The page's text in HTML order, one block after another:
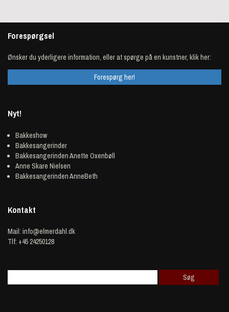
Forespørgsel
Ønsker du yderligere information, eller at spørge på en kunstner, klik her:
Forespørg her!
Nyt!
Bakkeshow
Bakkesangerinder
Bakkesangerinden Anette Oxenbøll
Anne Skare Nielsen
Bakkesangerinden AnneBeth
Kontakt
Mail: info@elmerdahl.dk
Tlf: +45 24250128